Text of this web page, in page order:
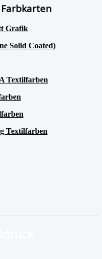
Grafik
Solid Coated)
Textilfarben
Textilfarben